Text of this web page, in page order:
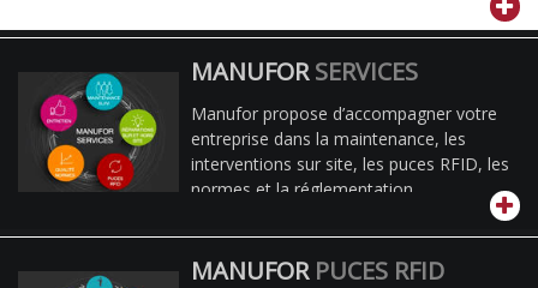
MANUFORSERVICES
Manufor propose d’accompagner votre
entreprise dans la maintenance, les
interventions sur site, les puces RFID, les
normes et la réglementation.
MANUFOR PUCES RFID